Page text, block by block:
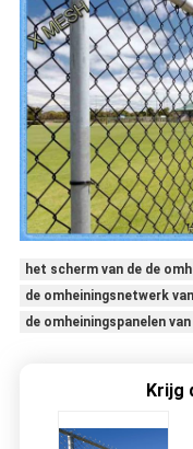
het scherm van de de
de omheiningsnetwerk
de omheiningspanelen
Krijg